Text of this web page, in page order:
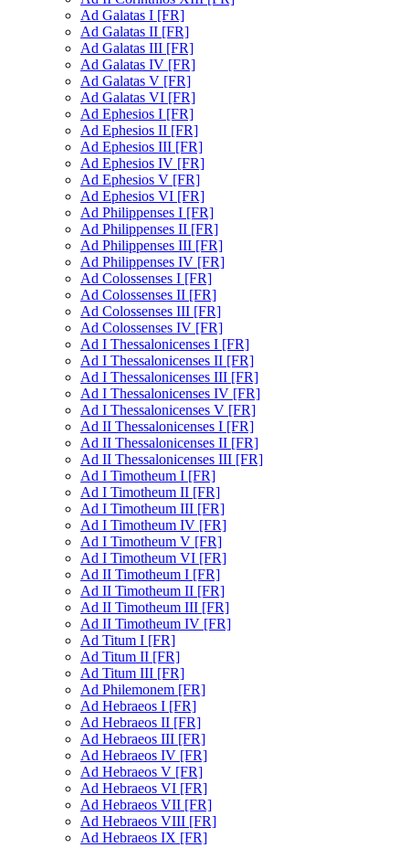
Ad Galatas I [FR]
Ad Galatas II [FR]
Ad Galatas III [FR]
Ad Galatas IV [FR]
Ad Galatas V [FR]
Ad Galatas VI [FR]
Ad Ephesios I [FR]
Ad Ephesios II [FR]
Ad Ephesios III [FR]
Ad Ephesios IV [FR]
Ad Ephesios V [FR]
Ad Ephesios VI [FR]
Ad Philippenses I [FR]
Ad Philippenses II [FR]
Ad Philippenses III [FR]
Ad Philippenses IV [FR]
Ad Colossenses I [FR]
Ad Colossenses II [FR]
Ad Colossenses III [FR]
Ad Colossenses IV [FR]
Ad I Thessalonicenses I [FR]
Ad I Thessalonicenses II [FR]
Ad I Thessalonicenses III [FR]
Ad I Thessalonicenses IV [FR]
Ad I Thessalonicenses V [FR]
Ad II Thessalonicenses I [FR]
Ad II Thessalonicenses II [FR]
Ad II Thessalonicenses III [FR]
Ad I Timotheum I [FR]
Ad I Timotheum II [FR]
Ad I Timotheum III [FR]
Ad I Timotheum IV [FR]
Ad I Timotheum V [FR]
Ad I Timotheum VI [FR]
Ad II Timotheum I [FR]
Ad II Timotheum II [FR]
Ad II Timotheum III [FR]
Ad II Timotheum IV [FR]
Ad Titum I [FR]
Ad Titum II [FR]
Ad Titum III [FR]
Ad Philemonem [FR]
Ad Hebraeos I [FR]
Ad Hebraeos II [FR]
Ad Hebraeos III [FR]
Ad Hebraeos IV [FR]
Ad Hebraeos V [FR]
Ad Hebraeos VI [FR]
Ad Hebraeos VII [FR]
Ad Hebraeos VIII [FR]
Ad Hebraeos IX [FR]